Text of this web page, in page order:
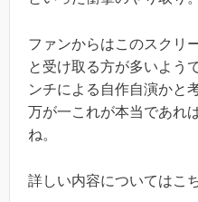
ファンからはこのスクリ
と受け取る方が多いよう
ンチによる自作自演かと
万が一これが本当であれ
ね。
詳しい内容についてはこ